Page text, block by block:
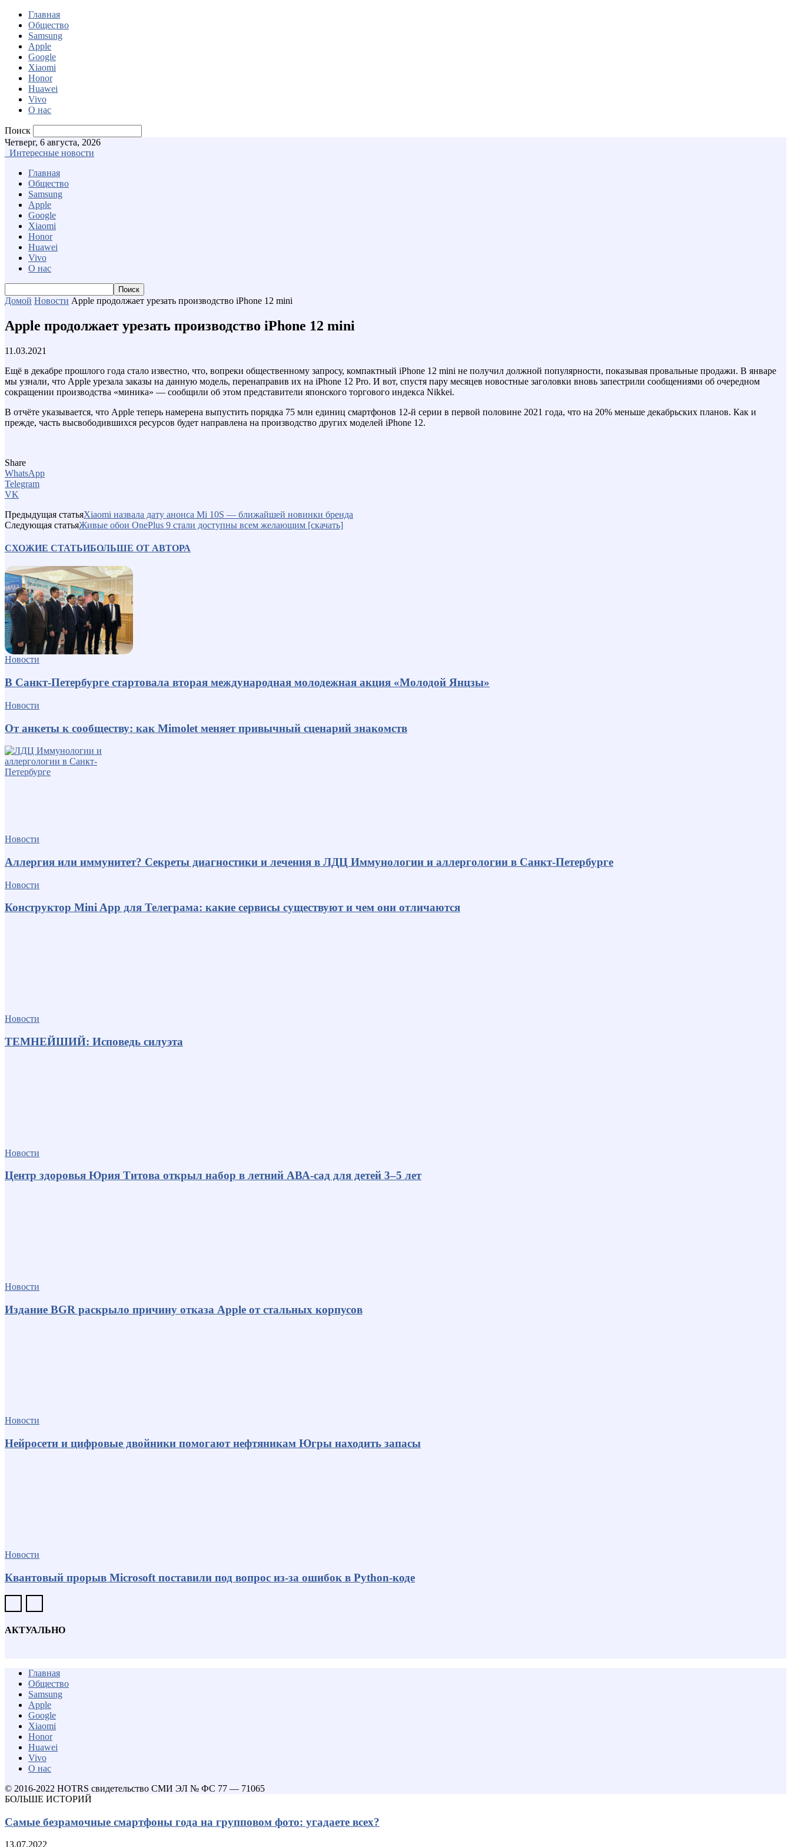
Главная
Общество
Samsung
Apple
Google
Xiaomi
Honor
Huawei
Vivo
О нас
Поиск
Четверг, 6 августа, 2026
Интересные новости
Главная
Общество
Samsung
Apple
Google
Xiaomi
Honor
Huawei
Vivo
О нас
Домой Новости Apple продолжает урезать производство iPhone 12 mini
Apple продолжает урезать производство iPhone 12 mini
11.03.2021
Ещё в декабре прошлого года стало известно, что, вопреки общественному запросу, компактный iPhone 12 mini не получил должной популярности, показывая провальные продажи. В январе
мы узнали, что Apple урезала заказы на данную модель, перенаправив их на iPhone 12 Pro. И вот, спустя пару месяцев новостные заголовки вновь запестрили сообщениями об очередном
сокращении производства «миника» — сообщили об этом представители японского торгового индекса Nikkei.
В отчёте указывается, что Apple теперь намерена выпустить порядка 75 млн единиц смартфонов 12-й серии в первой половине 2021 года, что на 20% меньше декабрьских планов. Как и
прежде, часть высвободившихся ресурсов будет направлена на производство других моделей iPhone 12.
Share
WhatsApp
Telegram
VK
Предыдущая статьяXiaomi назвала дату анонса Mi 10S — ближайшей новинки бренда
Следующая статьяЖивые обои OnePlus 9 стали доступны всем желающим [скачать]
СХОЖИЕ СТАТЬИБОЛЬШЕ ОТ АВТОРА
Новости
В Санкт-Петербурге стартовала вторая международная молодежная акция «Молодой Янцзы»
Новости
От анкеты к сообществу: как Mimolet меняет привычный сценарий знакомств
Новости
Аллергия или иммунитет? Секреты диагностики и лечения в ЛДЦ Иммунологии и аллергологии в Санкт-Петербурге
Новости
Конструктор Mini App для Телеграма: какие сервисы существуют и чем они отличаются
Новости
ТЕМНЕЙШИЙ: Исповедь силуэта
Новости
Центр здоровья Юрия Титова открыл набор в летний АВА-сад для детей 3–5 лет
Новости
Издание BGR раскрыло причину отказа Apple от стальных корпусов
Новости
Нейросети и цифровые двойники помогают нефтяникам Югры находить запасы
Новости
Квантовый прорыв Microsoft поставили под вопрос из-за ошибок в Python-коде
АКТУАЛЬНО
Главная
Общество
Samsung
Apple
Google
Xiaomi
Honor
Huawei
Vivo
О нас
© 2016-2022 HOTRS свидетельство СМИ ЭЛ № ФС 77 — 71065
БОЛЬШЕ ИСТОРИЙ
Самые безрамочные смартфоны года на групповом фото: угадаете всех?
13.07.2022